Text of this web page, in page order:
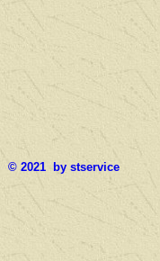
© 2021 by stservice